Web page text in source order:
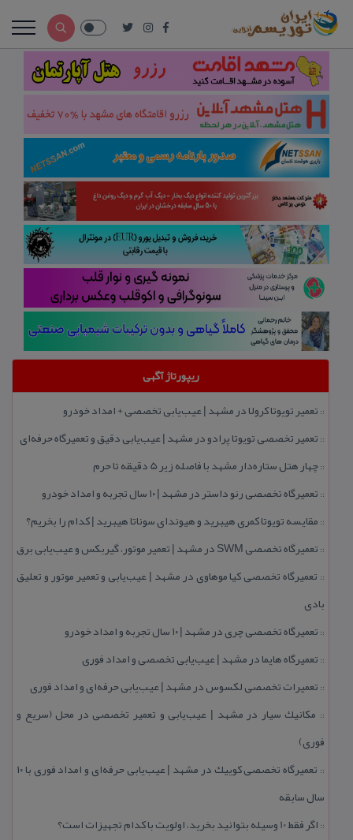
ریپورتاژ آگهی
:: تعمیر تویوتا كرولا در مشهد | عیب‌یابی تخصصی + امداد خودرو
:: تعمیر تخصصی تویوتا پرادو در مشهد | عیب‌یابی دقیق و تعمیرگاه حرفه‌ای
::چهار هتل‌ ستاره‌دار مشهد با فاصله زیر 5 دقیقه تا حرم
:: تعمیرگاه تخصصی رنو داستر در مشهد | ۱۰ سال تجربه و امداد خودرو
:: مقایسه تویوتا كمری هیبرید و هیوندای سوناتا هیبرید | كدام را بخریم؟
:: تعمیرگاه تخصصی SWM در مشهد | تعمیر موتور، گیربكس و عیب‌یابی برق
:: تعمیرگاه تخصصی كیا موهاوی در مشهد | عیب‌یابی و تعمیر موتور و تعلیق
بادی
:: تعمیرگاه تخصصی چری در مشهد | ۱۰ سال تجربه و امداد خودرو
:: تعمیرگاه هایما در مشهد | عیب‌یابی تخصصی و امداد فوری
:: تعمیرات تخصصی لكسوس در مشهد | عیب‌یابی حرفه‌ای و امداد فوری
:: مكانیك سیار در مشهد | عیب‌یابی و تعمیر تخصصی در محل (سریع و
فوری)
::
تعمیرگاه تخصصی كوییك در مشهد | عیب‌یابی حرفه‌ای و امداد فوری با ۱۰
سال سابقه
:: اگر فقط 10 وسیله بتوانید بخرید، اولویت با كدام تجهیزات است؟